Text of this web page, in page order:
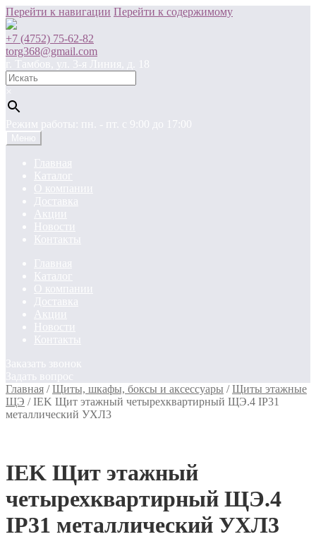
Перейти к навигации Перейти к содержимому
+7 (4752) 75-62-82
torg368@gmail.com
г. Тамбов, ул. 3-я Линия, д. 18
×
Режим работы: пн. - пт. c 9:00 до 17:00
Меню
Главная
Каталог
О компании
Доставка
Акции
Новости
Контакты
Главная
Каталог
О компании
Доставка
Акции
Новости
Контакты
Заказать звонок
Задать вопрос
Главная /Щиты, шкафы, боксы и аксессуары /Щиты этажные
ЩЭ /IEK Щит этажный четырехквартирный ЩЭ.4 IP31
металлический УХЛ3
IEK Щит этажный
четырехквартирный ЩЭ.4
IP31 металлический УХЛ3